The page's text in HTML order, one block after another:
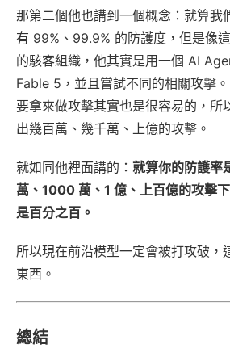
那第二個他也講到一個概念：就算我
有 99%、99.9% 的防護度，但是像
的駭客組織，他其實是用一個 AI
Fable 5，並且嘗試不同的相關攻擊
要拿來做攻擊其實也是很容易的，所
出幾百萬、幾千萬、上億的攻擊。
就如同他裡面講的： 就算你的防護
萬、1000 萬、1 億、上百億的攻擊
是百分之百。
所以現在前沿模型一定會被打攻破，
東西。
總結